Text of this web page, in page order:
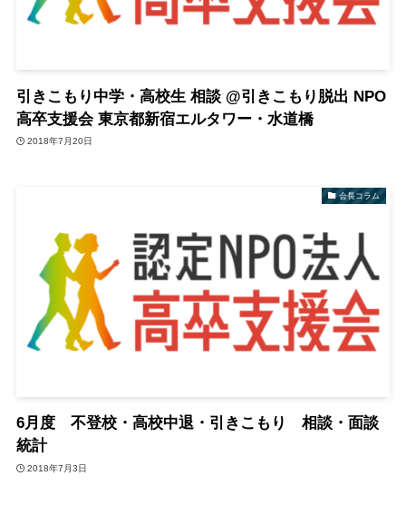
引きこもり中学・高校生 相談 @引きこもり脱出 NPO
高卒支援会 東京都新宿エルタワー・水道橋
2018年7月20日
会長コラム
6月度 不登校・高校中退・引きこもり 相談・面談
統計
2018年7月3日